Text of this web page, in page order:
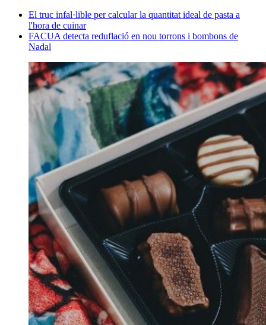
El truc infal·lible per calcular la quantitat ideal de pasta a
l'hora de cuinar
FACUA detecta reduflació en nou torrons i bombons de
Nadal